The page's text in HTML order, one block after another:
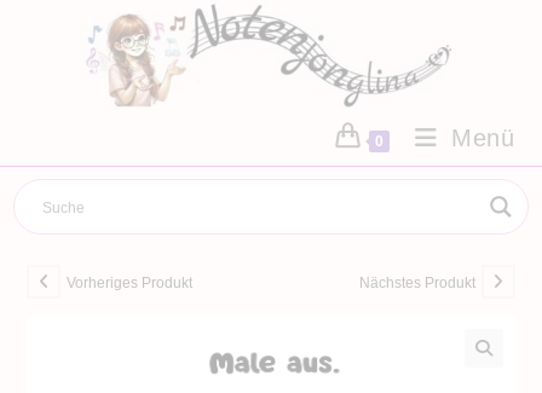
0 Menü
Vorheriges Produkt Nächstes Produkt